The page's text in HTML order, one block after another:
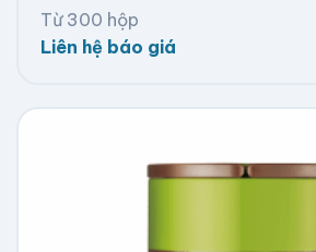
Từ 300 hộp
Liên hệ báo giá